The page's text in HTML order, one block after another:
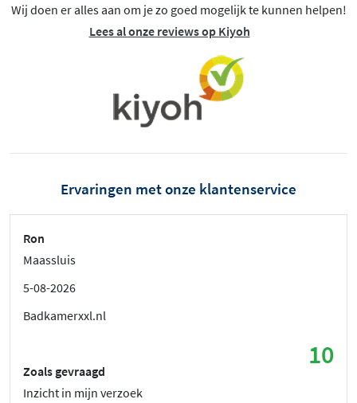
Wij doen er alles aan om je zo goed mogelijk te kunnen helpen!
Lees al onze reviews op Kiyoh
Ervaringen met onze klantenservice
Ron
Maassluis
5-08-2026
Badkamerxxl.nl
10
Zoals gevraagd
Inzicht in mijn verzoek